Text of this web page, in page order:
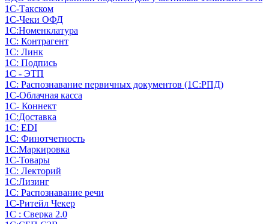
1С-Такском
1С-Чеки ОФД
1С:Номенклатура
1С: Контрагент
1С: Линк
1С: Подпись
1С - ЭТП
1С: Распознавание первичных документов (1С:РПД)
1С-Облачная касса
1С- Коннект
1С:Доставка
1С: EDI
1С: Финотчетность
1С:Маркировка
1С-Товары
1С: Лекторий
1С:Лизинг
1С: Распознавание речи
1C-Ритейл Чекер
1С : Сверка 2.0